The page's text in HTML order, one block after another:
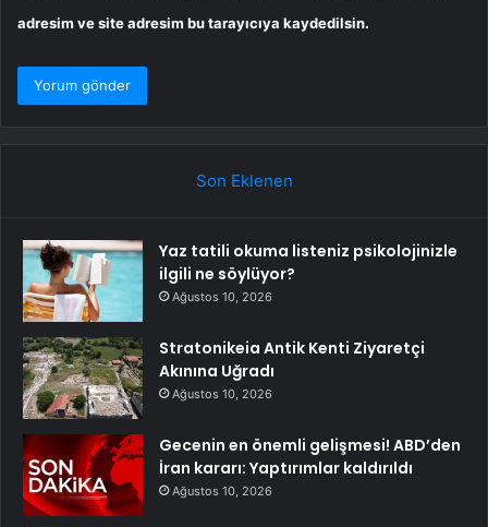
adresim ve site adresim bu tarayıcıya kaydedilsin.
Son Eklenen
Yaz tatili okuma listeniz psikolojinizle
ilgili ne söylüyor?
Ağustos 10, 2026
Stratonikeia Antik Kenti Ziyaretçi
Akınına Uğradı
Ağustos 10, 2026
Gecenin en önemli gelişmesi! ABD’den
İran kararı: Yaptırımlar kaldırıldı
Ağustos 10, 2026